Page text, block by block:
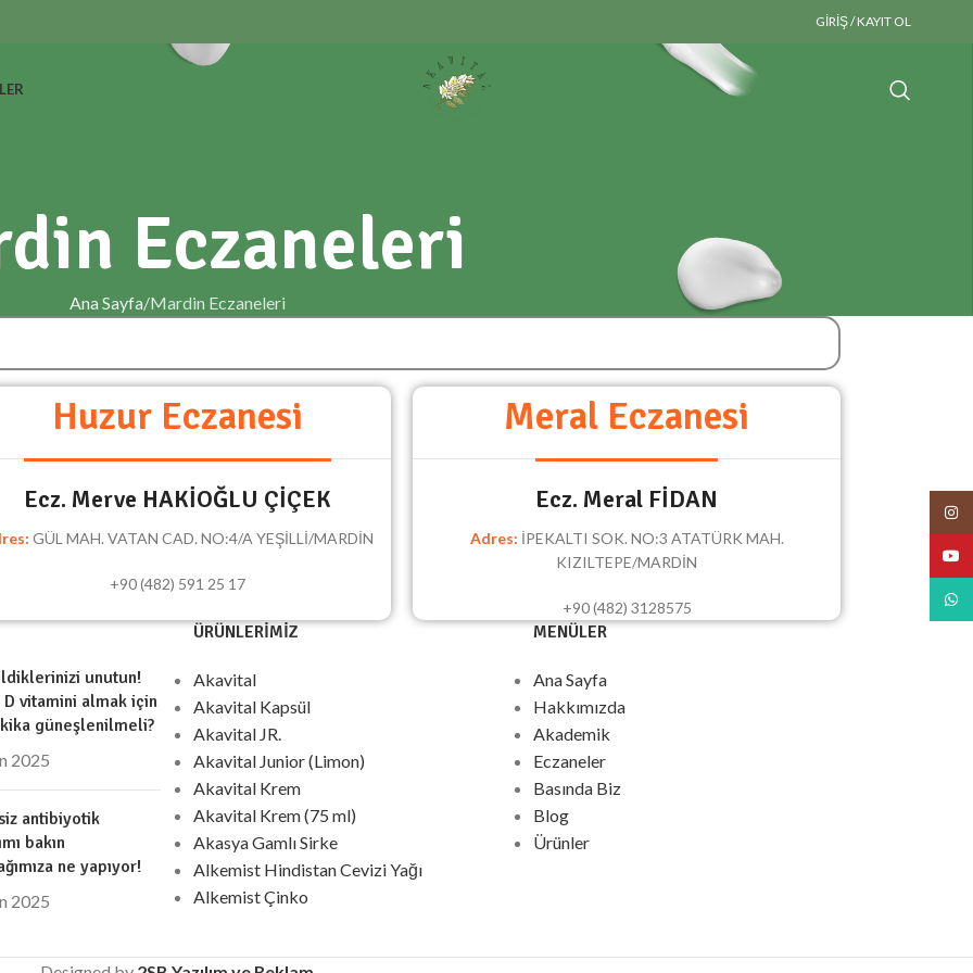
GIRIŞ / KAYIT OL
Eczaneleri
Ana Sayfa Mardin Eczaneleri
Huzur Eczanesi
Ecz. Merve HAKİOĞLU ÇİÇEK
GÜL MAH. VATAN CAD. NO:4/A YEŞİLLİ/MARDİN
+90 (482) 591 25 17
Meral Eczanesi
Ecz. Meral FİDAN
Adres: İPEKALTI SOK. NO:3 ATATÜRK MAH.
KIZILTEPE/MARDİN
+90 (482) 3128575
unutun!
vitamini almak için
güneşlenilmeli?
2025
antibiyotik
bakın
ne yapıyor!
2025
ÜRÜNLERIMIZ
Akavital
Akavital Kapsül
Akavital JR.
Akavital Junior (Limon)
Akavital Krem
Akavital Krem (75 ml)
Akasya Gamlı Sirke
Alkemist Hindistan Cevizi Yağı
Alkemist Çinko
MENÜLER
Ana Sayfa
Hakkımızda
Akademik
Eczaneler
Basında Biz
Blog
Ürünler